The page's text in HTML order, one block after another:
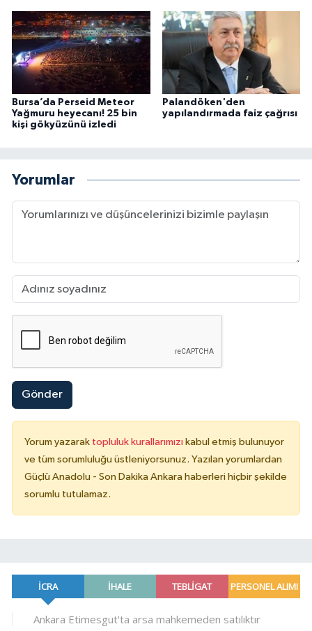
Bursa’da Perseid Meteor
Yağmuru heyecanı! 25 bin
kişi gökyüzünü izledi
Palandöken'den
yapılandırmada faiz çağrısı
Yorumlar
Gönder
Yorum yazarak topluluk kurallarımızı kabul etmiş bulunuyor
ve tüm sorumluluğu üstleniyorsunuz. Yazılan yorumlardan
Güçlü Anadolu - Son Dakika Ankara haberleri hiçbir şekilde
sorumlu tutulamaz.